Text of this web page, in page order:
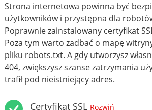
Strona internetowa powinna być
użytkowników i przystępna dla
Poprawnie zainstalowany certyfikat
Poza tym warto zadbać o mapę
pliku robots.txt. A gdy utworzysz
404, zwiększysz szanse zatrzymania
trafił pod nieistniejący adres.
Certyfikat SSL Rozwiń